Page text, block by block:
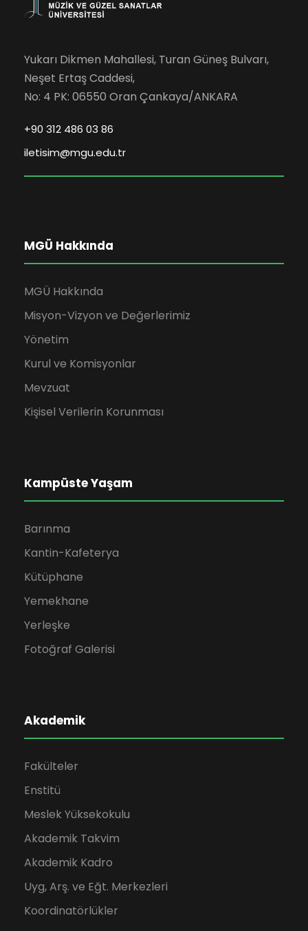
Yukarı Dikmen Mahallesi, Turan Güneş Bulvarı,
Neşet Ertaş Caddesi,
No: 4 PK: 06550 Oran Çankaya/ANKARA
+90 312 486 03 86
iletisim@mgu.edu.tr
MGÜ Hakkında
MGÜ Hakkında
Misyon-Vizyon ve Değerlerimiz
Yönetim
Kurul ve Komisyonlar
Mevzuat
Kişisel Verilerin Korunması
Kampüste Yaşam
Barınma
Kantin-Kafeterya
Kütüphane
Yemekhane
Yerleşke
Fotoğraf Galerisi
Akademik
Fakülteler
Enstitü
Meslek Yüksekokulu
Akademik Takvim
Akademik Kadro
Uyg, Arş. ve Eğt. Merkezleri
Koordinatörlükler